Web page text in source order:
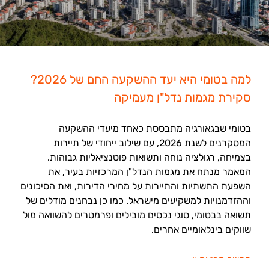
למה בטומי היא יעד ההשקעה החם של 2026?
סקירת מגמות נדל"ן מעמיקה
בטומי שבגאורגיה מתבססת כאחד מיעדי ההשקעה
המסקרנים לשנת 2026, עם שילוב ייחודי של תיירות
בצמיחה, רגולציה נוחה ותשואות פוטנציאליות גבוהות.
המאמר מנתח את מגמות הנדל"ן המרכזיות בעיר, את
השפעת התשתיות והתיירות על מחירי הדירות, ואת הסיכונים
וההזדמנויות למשקיעים מישראל. כמו כן נבחנים מודלים של
תשואה בבטומי, סוגי נכסים מובילים ופרמטרים להשוואה מול
שווקים בינלאומיים אחרים.